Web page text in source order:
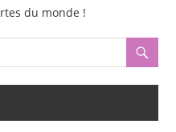
du monde !